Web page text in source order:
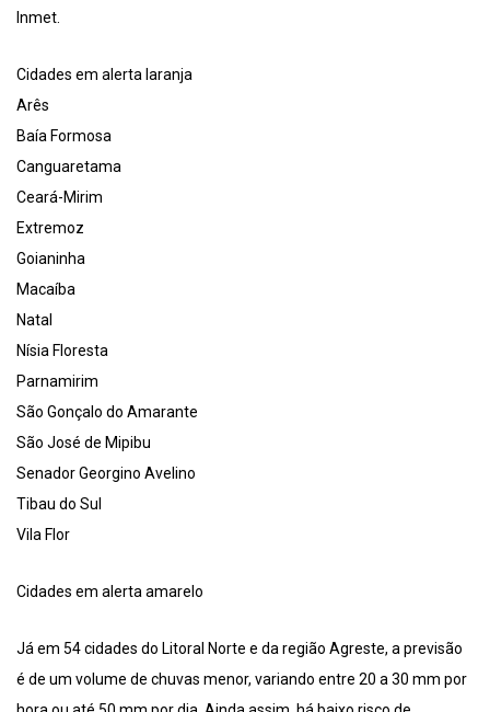
Inmet.
Cidades em alerta laranja
Arês
Baía Formosa
Canguaretama
Ceará-Mirim
Extremoz
Goianinha
Macaíba
Natal
Nísia Floresta
Parnamirim
São Gonçalo do Amarante
São José de Mipibu
Senador Georgino Avelino
Tibau do Sul
Vila Flor
Cidades em alerta amarelo
Já em 54 cidades do Litoral Norte e da região Agreste, a previsão
é de um volume de chuvas menor, variando entre 20 a 30 mm por